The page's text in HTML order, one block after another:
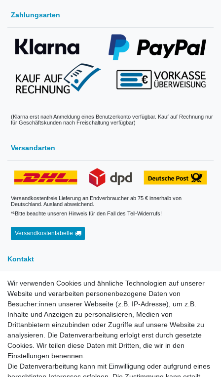
Zahlungsarten
(Klarna erst nach Anmeldung eines Benutzerkonto verfügbar. Kauf auf Rechnung nur
für Geschäftskunden nach Freischaltung verfügbar)
Versandarten
Versandkostenfreie Lieferung an Endverbraucher ab 75 € innerhalb von
Deutschland. Ausland abweichend.
*¹Bitte beachte unseren Hinweis für den Fall des Teil-Widerrufs!
Versandkostentabelle
Kontakt
E-Mail:info[at]kreativplotter.de
Telefon:0202-87063640
Öffnungszeiten:
Montag bis Freitag von 8.30 - 15.30 Uhr
Kontaktformular
Informationen
Wir verwenden Cookies und ähnliche Technologien auf unserer
Website und verarbeiten personenbezogene Daten von
Besucher:innen unserer Webseite (z.B. IP-Adresse), um z.B.
Inhalte und Anzeigen zu personalisieren, Medien von
Drittanbietern einzubinden oder Zugriffe auf unsere Website zu
analysieren. Die Datenverarbeitung erfolgt erst durch gesetzte
Cookies. Wir teilen diese Daten mit Dritten, die wir in den
Einstellungen benennen.
Die Datenverarbeitung kann mit Einwilligung oder aufgrund eines